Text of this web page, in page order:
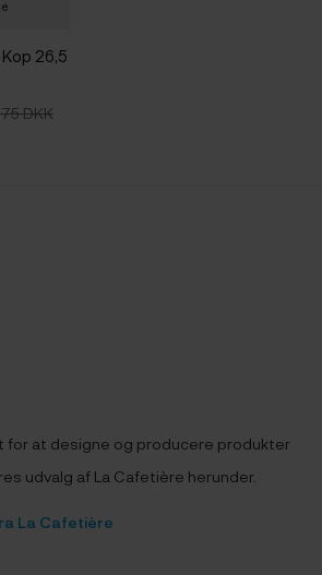
26,5
DKK
for at designe og producere produkter
udvalg af La Cafetière herunder.
La Cafetière